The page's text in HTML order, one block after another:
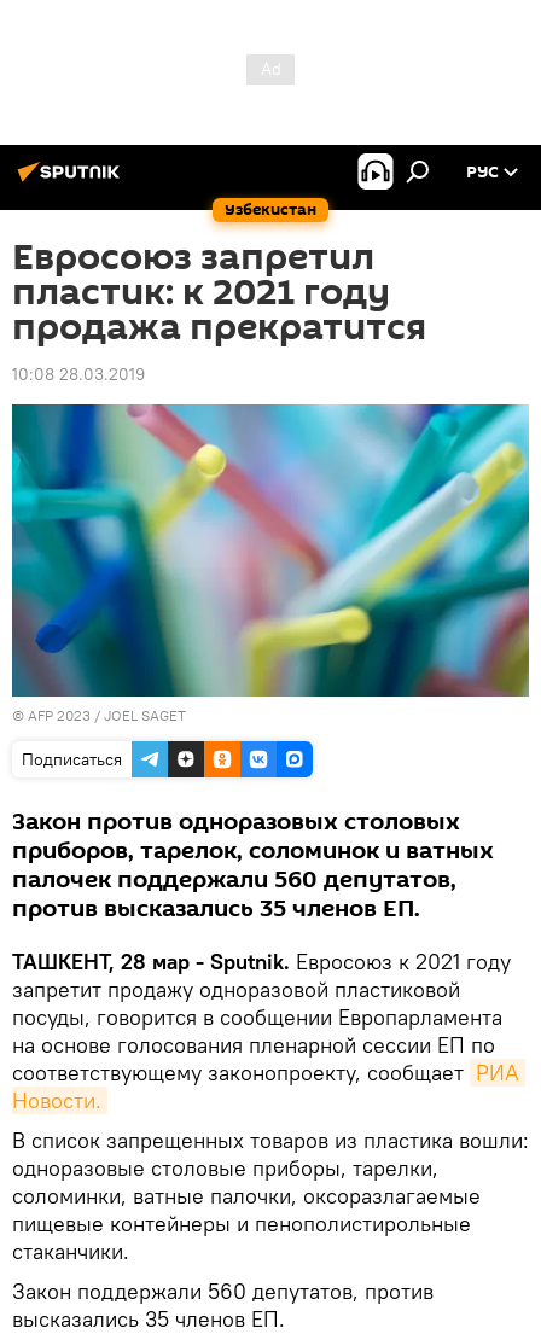
Узбекистан
РУС
Евросоюз запретил
пластик: к 2021 году
продажа прекратится
10:08 28.03.2019
© AFP 2023 / JOEL SAGET
Подписаться
Закон против одноразовых столовых
приборов, тарелок, соломинок и ватных
палочек поддержали 560 депутатов,
против высказались 35 членов ЕП.
ТАШКЕНТ, 28 мар - Sputnik. Евросоюз к 2021 году
запретит продажу одноразовой пластиковой
посуды, говорится в сообщении Европарламента
на основе голосования пленарной сессии ЕП по
соответствующему законопроекту, сообщает РИА
Новости.
В список запрещенных товаров из пластика вошли:
одноразовые столовые приборы, тарелки,
соломинки, ватные палочки, оксоразлагаемые
пищевые контейнеры и пенополистирольные
стаканчики.
Закон поддержали 560 депутатов, против
высказались 35 членов ЕП.